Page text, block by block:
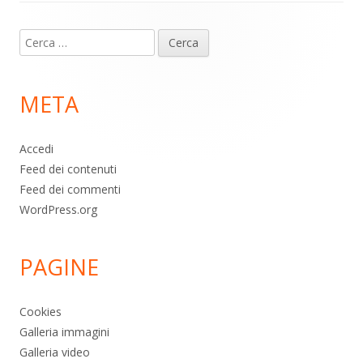
piè
pagina
Ricerca
per:
META
Accedi
Feed dei contenuti
Feed dei commenti
WordPress.org
PAGINE
Cookies
Galleria immagini
Galleria video